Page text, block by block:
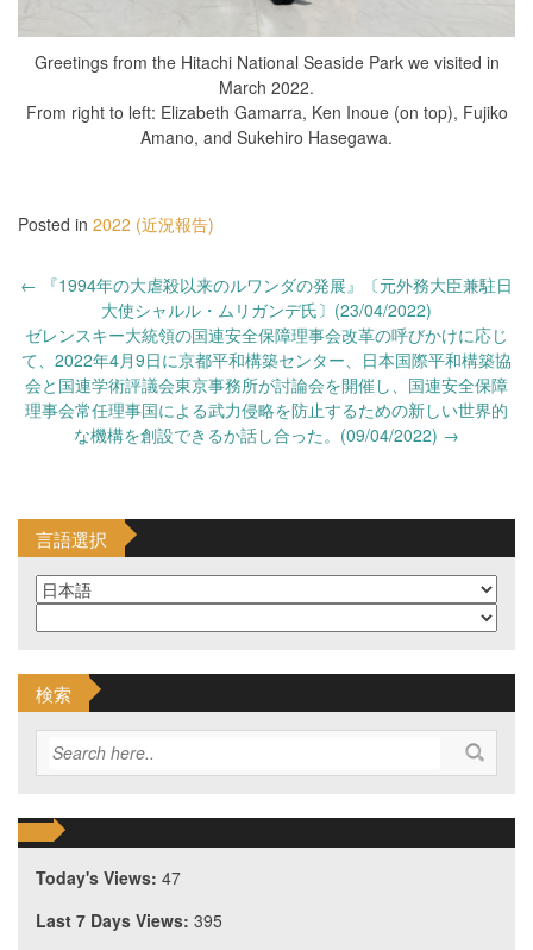
Greetings from the Hitachi National Seaside Park we visited in
March 2022.
From right to left: Elizabeth Gamarra, Ken Inoue (on top), Fujiko
Amano, and Sukehiro Hasegawa.
Posted in 2022 (近況報告)
Post
navigation
← 『1994年の大虐殺以来のルワンダの発展』〔元外務大臣兼駐日
大使シャルル・ムリガンデ氏〕(23/04/2022)
ゼレンスキー大統領の国連安全保障理事会改革の呼びかけに応じ
て、2022年4月9日に京都平和構築センター、日本国際平和構築協
会と国連学術評議会東京事務所が討論会を開催し、国連安全保障
理事会常任理事国による武力侵略を防止するための新しい世界的
な機構を創設できるか話し合った。(09/04/2022) →
言語選択
検索
Today's Views: 47
Last 7 Days Views: 395